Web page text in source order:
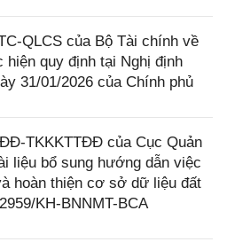
QLCS của Bộ Tài chính về
quy định tại Nghị định
31/01/2026 của Chính phủ
TKKKTTĐĐ của Cục Quản
liệu bổ sung hướng dẫn việc
hoàn thiện cơ sở dữ liệu đất
KH-BNNMT-BCA